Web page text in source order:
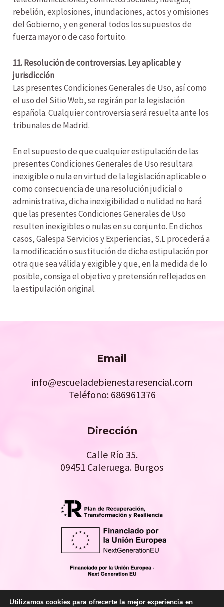
rebelión, explosiones, inundaciones, actos y omisiones
del Gobierno, y en general todos los supuestos de
fuerza mayor o de caso fortuito.
11. Resolución de controversias. Ley aplicable y
jurisdicción
Las presentes Condiciones Generales de Uso, así como
el uso del Sitio Web, se regirán por la legislación
española. Cualquier controversia será resuelta ante los
tribunales de Madrid.
En el supuesto de que cualquier estipulación de las
presentes Condiciones Generales de Uso resultara
inexigible o nula en virtud de la legislación aplicable o
como consecuencia de una resolución judicial o
administrativa, dicha inexigibilidad o nulidad no hará
que las presentes Condiciones Generales de Uso
resulten inexigibles o nulas en su conjunto. En dichos
casos, Galespa Servicios y Experiencias, S.L procederá a
la modificación o sustitución de dicha estipulación por
otra que sea válida y exigible y que, en la medida de lo
posible, consiga el objetivo y pretensión reflejados en
la estipulación original.
Email
info@escueladebienestaresencial.com
Teléfono: 686961376
Dirección
Calle Río 35.
09451 Caleruega. Burgos
Utilizamos cookies para ofrecerte la mejor experiencia en